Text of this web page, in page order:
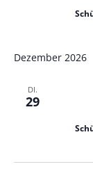
Dezember 2026
DI.
29